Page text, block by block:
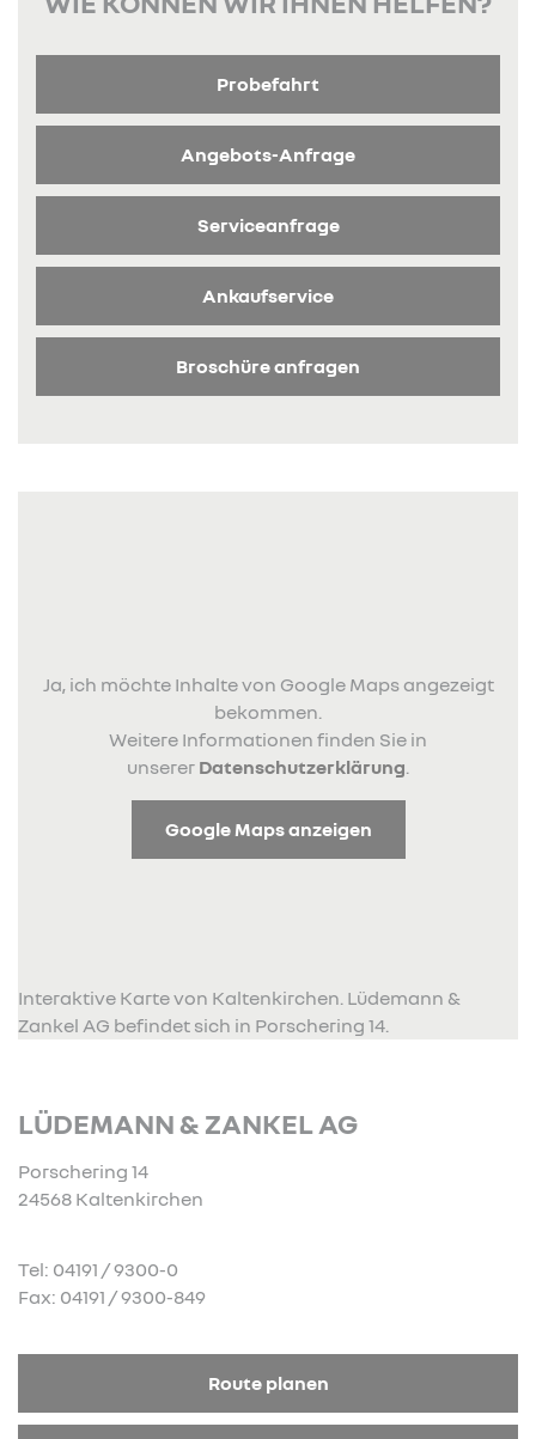
Probefahrt
Angebots-Anfrage
Serviceanfrage
Ankaufservice
Broschüre anfragen
Ja, ich möchte Inhalte von Google Maps angezeigt
bekommen.
Weitere Informationen finden Sie in
unserer Datenschutzerklärung.
Google Maps anzeigen
Interaktive Karte von Kaltenkirchen. Lüdemann &
Zankel AG befindet sich in Porschering 14.
LÜDEMANN & ZANKEL AG
Porschering 14
24568 Kaltenkirchen
Tel: 04191 / 9300-0
Fax: 04191 / 9300-849
Route planen